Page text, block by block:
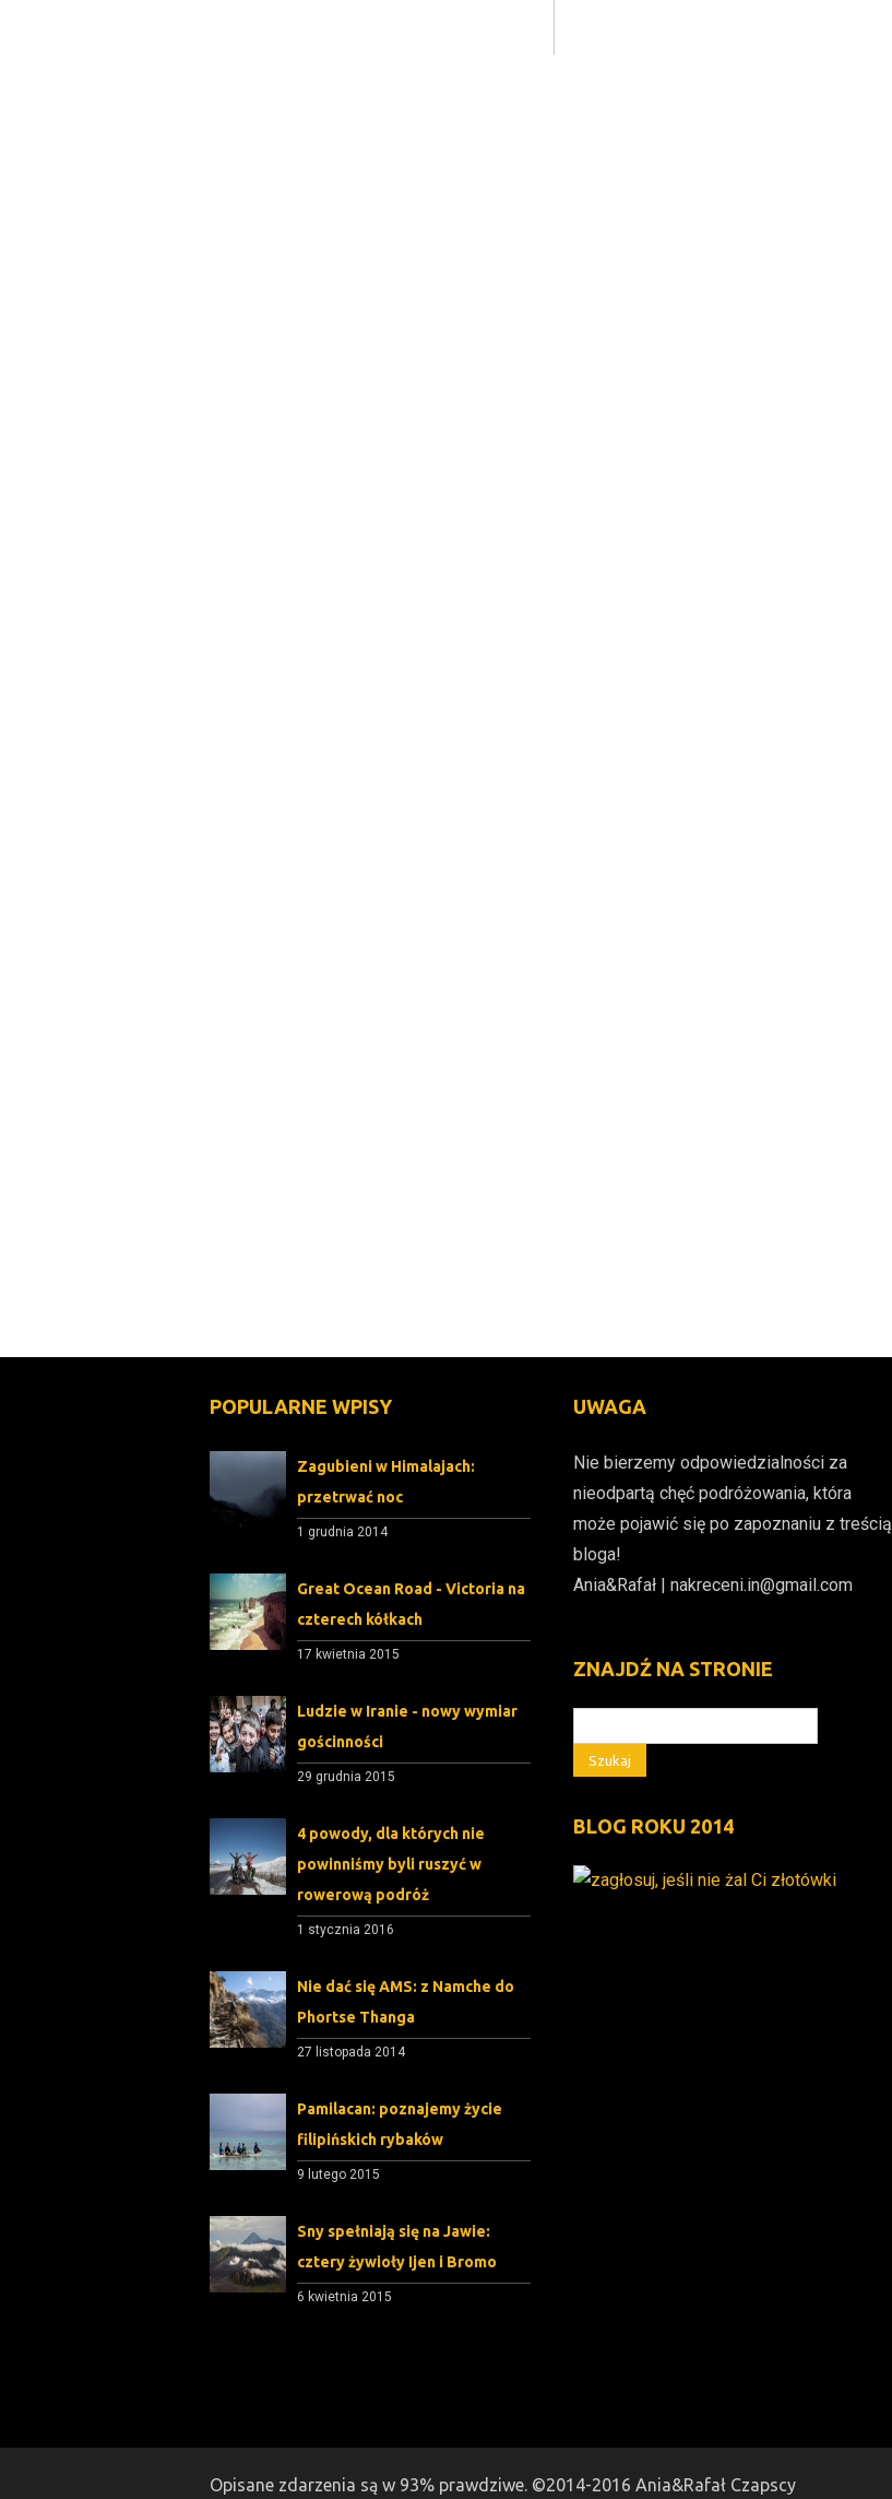
POPULARNE WPISY
Zagubieni w Himalajach:
przetrwać noc
1 grudnia 2014
Great Ocean Road - Victoria na
czterech kółkach
17 kwietnia 2015
Ludzie w Iranie - nowy wymiar
gościnności
29 grudnia 2015
4 powody, dla których nie
powinniśmy byli ruszyć w
rowerową podróż
1 stycznia 2016
Nie dać się AMS: z Namche do
Phortse Thanga
27 listopada 2014
Pamilacan: poznajemy życie
filipińskich rybaków
9 lutego 2015
Sny spełniają się na Jawie:
cztery żywioły Ijen i Bromo
6 kwietnia 2015
UWAGA
Nie bierzemy odpowiedzialności za
nieodpartą chęć podróżowania, która
może pojawić się po zapoznaniu z treścią
bloga!
Ania&Rafał | nakreceni.in@gmail.com
ZNAJDŹ NA STRONIE
BLOG ROKU 2014
Opisane zdarzenia są w 93% prawdziwe. ©2014-2016 Ania&Rafał Czapscy